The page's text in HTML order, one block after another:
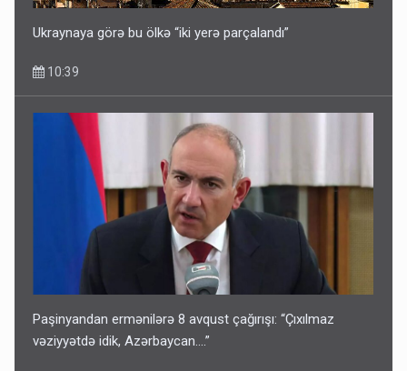
Ukraynaya görə bu ölkə “iki yerə parçalandı”
10:39
Paşinyandan ermənilərə 8 avqust çağırışı: “Çıxılmaz
vəziyyətdə idik, Azərbaycan….”